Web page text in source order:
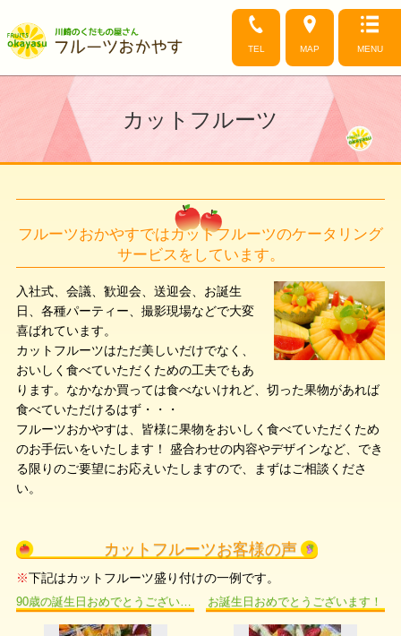
TEL MAP MENU
カットフルーツ
フルーツおかやすではカットフルーツのケータリング
サービスをしています。
入社式、会議、歓迎会、送迎会、お誕生
日、各種パーティー、撮影現場などで大変
喜ばれています。
カットフルーツはただ美しいだけでなく、
おいしく食べていただくための工夫でもあ
ります。なかなか買っては食べないけれど、切った果物があれば
食べていただけるはず・・・
フルーツおかやすは、皆様に果物をおいしく食べていただくため
のお手伝いをいたします！ 盛合わせの内容やデザインなど、でき
る限りのご要望にお応えいたしますので、まずはご相談くださ
い。
カットフルーツお客様の声
※下記はカットフルーツ盛り付けの一例です。
90歳の誕生日おめでとうございます！ お誕生日おめでとうございます！